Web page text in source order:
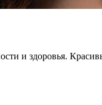
и здоровья.